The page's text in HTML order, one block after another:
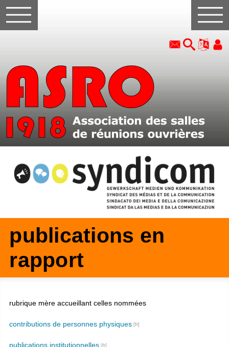
publications en
rapport
rubrique mère accueillant celles nommées
contributions de personnes physiques
publications institutionnelles